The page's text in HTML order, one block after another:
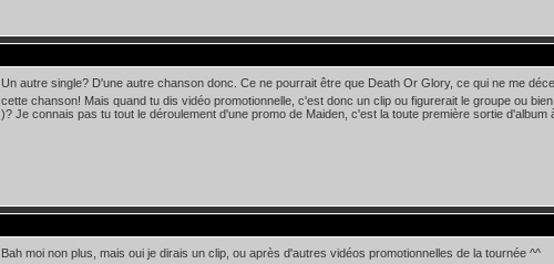
Un autre single? D'une autre chanson donc. Ce ne pourrait être que Death Or Glory, ce qui ne me
cette chanson! Mais quand tu dis vidéo promotionnelle, c'est donc un clip ou figurerait le groupe ou
)? Je connais pas tu tout le déroulement d'une promo de Maiden, c'est la toute première sortie d'album
Bah moi non plus, mais oui je dirais un clip, ou après d'autres vidéos promotionnelles de la tournée ^^